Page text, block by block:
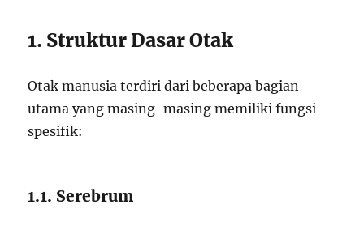
1. Struktur Dasar Otak
Otak manusia terdiri dari beberapa bagian
utama yang masing-masing memiliki fungsi
spesifik:
1.1. Serebrum